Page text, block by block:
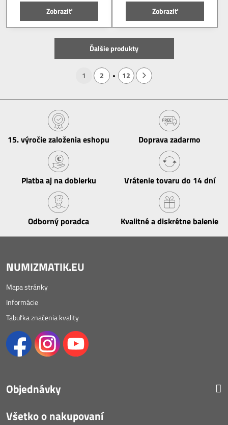
Zobraziť Zobraziť
Ďalšie produkty
1 2 12
15​. výročie založenia eshopu Doprava zadarmo
Platba aj na dobierku Vrátenie tovaru do 14 dní
Odborný poradca Kvalitné a diskrétne balenie
NUMIZMATIK.EU
Mapa stránky
Informácie
Tabuľka značenia kvality
Objednávky
Všetko o nakupovaní